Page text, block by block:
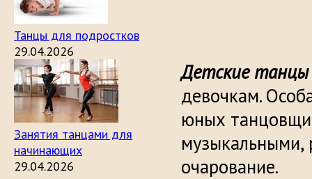
Танцы для подростков
29.04.2026
Занятия танцами для
начинающих
29.04.2026
Детские танцы
девочкам.
юных
музыкальными,
очарование.